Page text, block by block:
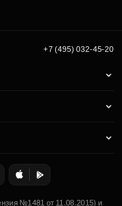
+7 (495) 032-45-20
№1481 от 11.08.2015) и